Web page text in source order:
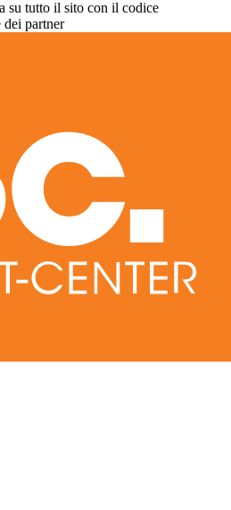
su tutto il sito con il codice
dei partner